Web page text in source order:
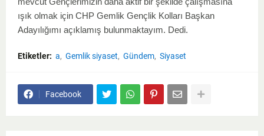
ışık olmak için CHP Gemlik Gençlik Kolları Başkan
Adayılığımı açıklamış bulunmaktayım. Dedi.
Etiketler: a Gemlik siyaset Gündem Siyaset
Facebook